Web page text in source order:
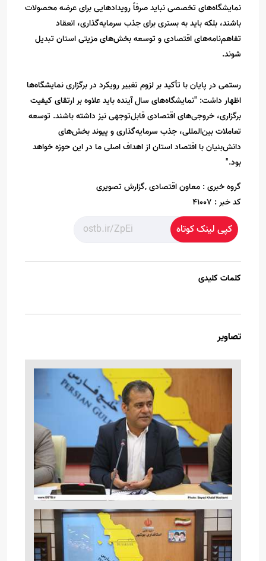
نمایشگاه‌های تخصصی نباید صرفاً رویدادهایی برای عرضه محصولات
باشند، بلکه باید به بستری برای جذب سرمایه‌گذاری، انعقاد
تفاهم‌نامه‌های اقتصادی و توسعه بخش‌های مزیتی استان تبدیل
شوند.
رستمی در پایان با تأکید بر لزوم تغییر رویکرد در برگزاری نمایشگاه‌ها
اظهار داشت: "نمایشگاه‌های سال آینده باید علاوه بر ارتقای کیفیت
برگزاری، خروجی‌های اقتصادی قابل‌توجهی نیز داشته باشند. توسعه
تعاملات بین‌المللی، جذب سرمایه‌گذاری و پیوند بخش‌های
دانش‌بنیان با اقتصاد استان از اهداف اصلی ما در این حوزه خواهد
بود."
گروه خبری : معاون اقتصادی ,گزارش تصویری
کد خبر : 41007
کپی لینک کوتاه
کلمات کلیدی
تصاویر